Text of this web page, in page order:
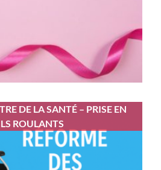
DE LA SANTÉ – PRISE EN
ROULANTS